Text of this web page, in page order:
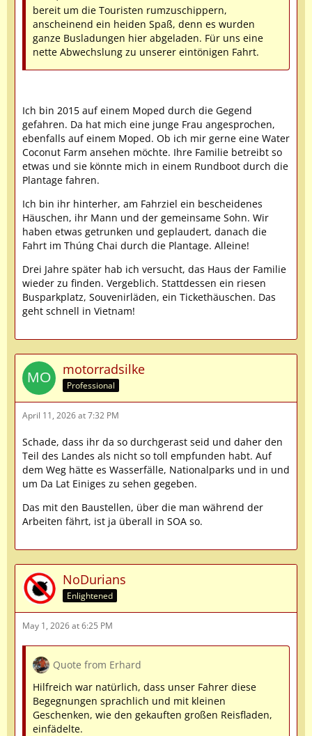
bereit um die Touristen rumzuschippern,
anscheinend ein heiden Spaß, denn es wurden
ganze Busladungen hier abgeladen. Für uns eine
nette Abwechslung zu unserer eintönigen Fahrt.
Ich bin 2015 auf einem Moped durch die Gegend
gefahren. Da hat mich eine junge Frau angesprochen,
ebenfalls auf einem Moped. Ob ich mir gerne eine Water
Coconut Farm ansehen möchte. Ihre Familie betreibt so
etwas und sie könnte mich in einem Rundboot durch die
Plantage fahren.
Ich bin ihr hinterher, am Fahrziel ein bescheidenes
Häuschen, ihr Mann und der gemeinsame Sohn. Wir
haben etwas getrunken und geplaudert, danach die
Fahrt im Thúng Chai durch die Plantage. Alleine!
Drei Jahre später hab ich versucht, das Haus der Familie
wieder zu finden. Vergeblich. Stattdessen ein riesen
Busparkplatz, Souvenirläden, ein Tickethäuschen. Das
geht schnell in Vietnam!
motorradsilke
Professional
April 11, 2026 at 7:32 PM
Schade, dass ihr da so durchgerast seid und daher den
Teil des Landes als nicht so toll empfunden habt. Auf
dem Weg hätte es Wasserfälle, Nationalparks und in und
um Da Lat Einiges zu sehen gegeben.
Das mit den Baustellen, über die man während der
Arbeiten fährt, ist ja überall in SOA so.
NoDurians
Enlightened
May 1, 2026 at 6:25 PM
Quote from Erhard
Hilfreich war natürlich, dass unser Fahrer diese
Begegnungen sprachlich und mit kleinen
Geschenken, wie den gekauften großen Reisfladen,
einfädelte.